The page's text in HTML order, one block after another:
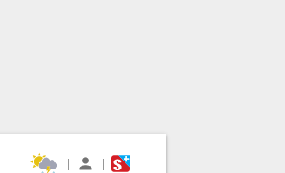
| |